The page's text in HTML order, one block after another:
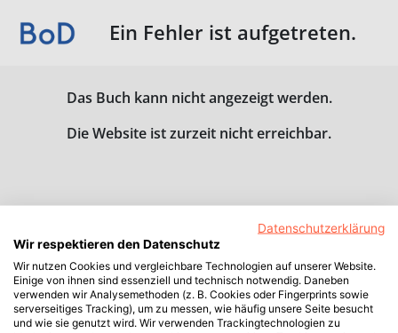
Ein Fehler ist aufgetreten.
Das Buch kann nicht angezeigt werden.
Die Website ist zurzeit nicht erreichbar.
Datenschutzerklärung
Wir respektieren den Datenschutz
Wir nutzen Cookies und vergleichbare Technologien auf unserer Website.
Einige von ihnen sind essenziell und technisch notwendig. Daneben
verwenden wir Analysemethoden (z. B. Cookies oder Fingerprints sowie
serverseitiges Tracking), um zu messen, wie häufig unsere Seite besucht
und wie sie genutzt wird. Wir verwenden Trackingtechnologien zu